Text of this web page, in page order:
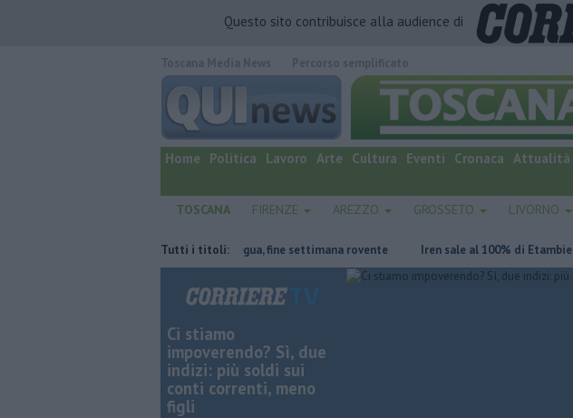
Questo sito contribuisce alla audience di
quotidiano online.
Home Politica Lavoro Arte Cultura Eventi Cronaca Attualità
TOSCANA FIRENZE AREZZO GROSSETO LIVORNO
Tutti i titoli:
Il grande caldo non dà tregua, fine settimana rovente Iren sale al 100% di Etambiente
Ci stiamo
impoverendo? Sì, due
indizi: più soldi sui
conti correnti, meno
figli